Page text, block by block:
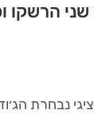
הרשקו
נבחרת